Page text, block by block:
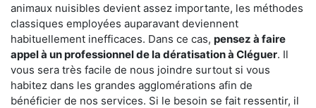
animaux nuisibles devient assez importante, les méthodes
classiques employées auparavant deviennent
habituellement inefficaces. Dans ce cas, pensez à faire
appel à un professionnel de la dératisation à Cléguer. Il
vous sera très facile de nous joindre surtout si vous
habitez dans les grandes agglomérations afin de
bénéficier de nos services. Si le besoin se fait ressentir, il